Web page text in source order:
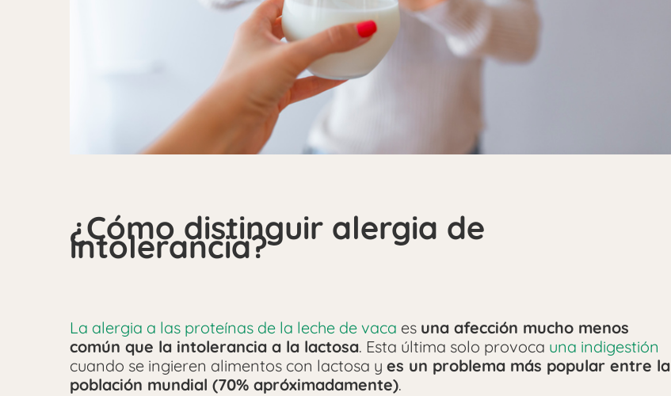
¿Cómo distinguir alergia de
intolerancia?
La alergia a las proteínas de la leche de vaca es una afección mucho menos
común que la intolerancia a la lactosa. Esta última solo provoca una indigestión
cuando se ingieren alimentos con lactosa y es un problema más popular entre la
población mundial (70% apróximadamente).